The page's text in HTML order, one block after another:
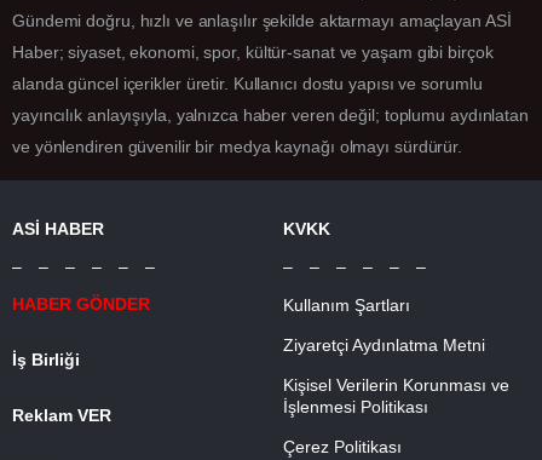
Gündemi doğru, hızlı ve anlaşılır şekilde aktarmayı amaçlayan ASİ
Haber; siyaset, ekonomi, spor, kültür-sanat ve yaşam gibi birçok
alanda güncel içerikler üretir. Kullanıcı dostu yapısı ve sorumlu
yayıncılık anlayışıyla, yalnızca haber veren değil; toplumu aydınlatan
ve yönlendiren güvenilir bir medya kaynağı olmayı sürdürür.
ASİ HABER
– – – – – –
HABER GÖNDER
İş Birliği
Reklam VER
KVKK
– – – – – –
Kullanım Şartları
Ziyaretçi Aydınlatma Metni
Kişisel Verilerin Korunması ve
İşlenmesi Politikası
Çerez Politikası